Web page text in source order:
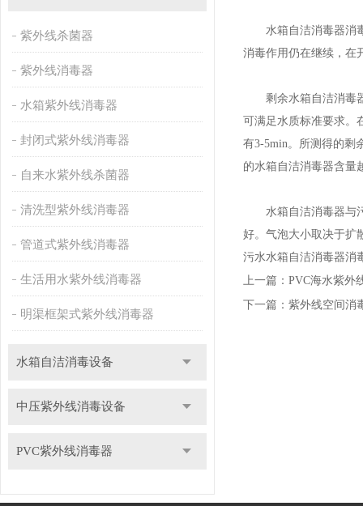
紫外线杀菌器
紫外线消毒器
水箱紫外线消毒器
封闭式紫外线消毒器
自来水紫外线杀菌器
清洗型紫外线消毒器
管道式紫外线消毒器
生活用水紫外线消毒器
明渠框架式紫外线消毒器
水箱自洁消毒设备
中压紫外线消毒设备
PVC紫外线消毒器
水箱自洁消毒器消毒
消毒作用仍在继续，在
剩余水箱自洁消毒器
可满足水质标准要求。
有3-5min。所测得的剩
的水箱自洁消毒器含量
水箱自洁消毒器与污
好。气泡大小取决于扩
污水水箱自洁消毒器消
上一篇： PVC海水紫外
下一篇： 紫外线空间消